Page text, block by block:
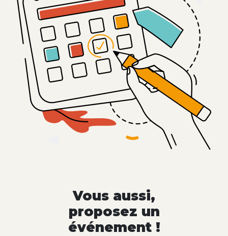
Vous aussi,
proposez un
événement !